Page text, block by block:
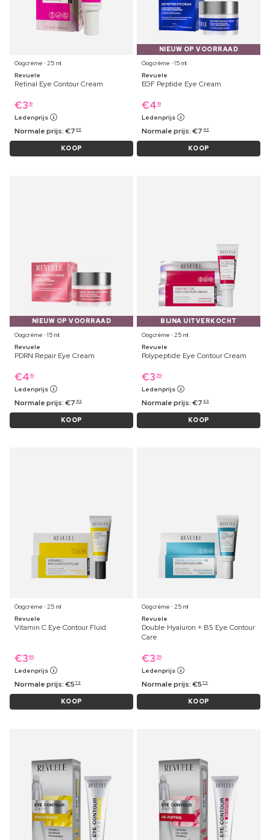
Oogcrème ⋅ 25 ml
Revuele
Retinal Eye Contour Cream
€3 19
Ledenprijs
Normale prijs:€7 09
KOOP
NIEUW OP VOORRAAD
Oogcrème ⋅ 15 ml
Revuele
EGF Peptide Eye Cream
€4 19
Ledenprijs
Normale prijs:€7 49
KOOP
NIEUW OP VOORRAAD
Oogcrème ⋅ 15 ml
Revuele
PDRN Repair Eye Cream
€4 19
Ledenprijs
Normale prijs:€7 49
KOOP
BIJNA UITVERKOCHT
Oogcrème ⋅ 25 ml
Revuele
Polypeptide Eye Contour Cream
€3 59
Ledenprijs
Normale prijs:€7 69
KOOP
Oogcrème ⋅ 25 ml
Revuele
Vitamin C Eye Contour Fluid
€3 69
Ledenprijs
Normale prijs:€5 79
KOOP
Oogcrème ⋅ 25 ml
Revuele
Double Hyaluron + B5 Eye Contour
Care
€3 59
Ledenprijs
Normale prijs:€5 79
KOOP